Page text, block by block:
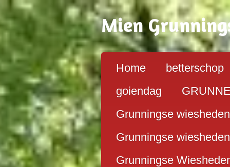
direct
naar
hoofdinhoud
Mien G
Home
betterschop
goiendag
Grunningse
Grunningse
Grunningse